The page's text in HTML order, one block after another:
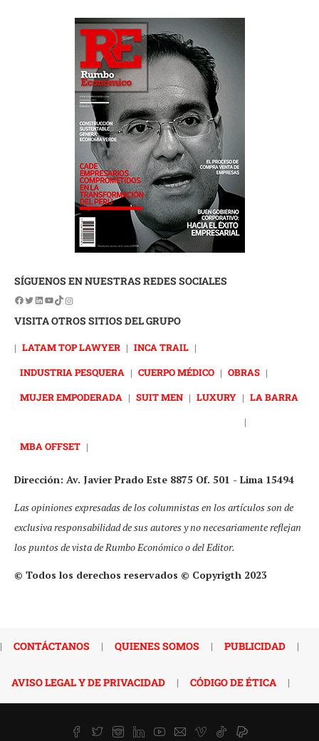
SÍGUENOS EN NUESTRAS REDES SOCIALES
VISITA OTROS SITIOS DEL GRUPO
| LATAM TOP LAWYER | INCA TRAIL |
INDUSTRIA PESQUERA | CUERPO MÉDICO | OBRAS |
MUJER EMPODERADA | SUIT MEN | LUXURY | LA BARRA
|
MBA OFFSET |
Dirección: Av. Javier Prado Este 8875 Of. 501 - Lima 15494
Las opiniones expresadas de los columnistas en los artículos son de
exclusiva responsabilidad de sus autores y no necesariamente reflejan
los puntos de vista de Rumbo Económico o del Editor.
© Todos los derechos reservados © Copyrigth 2023
| CONTÁCTANOS | QUIENES SOMOS | PUBLICIDAD |
AVISO LEGAL Y DE PRIVACIDAD | CÓDIGO DE ÉTICA |